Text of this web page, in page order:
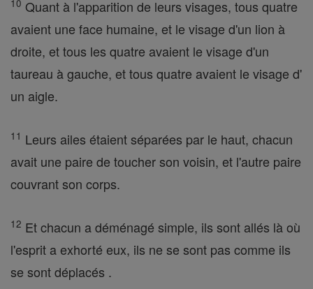
10 Quant à l'apparition de leurs visages, tous quatre
avaient une face humaine, et le visage d'un lion à
droite, et tous les quatre avaient le visage d'un
taureau à gauche, et tous quatre avaient le visage d'
un aigle.
11 Leurs ailes étaient séparées par le haut, chacun
avait une paire de toucher son voisin, et l'autre paire
couvrant son corps.
12 Et chacun a déménagé simple, ils sont allés là où
l'esprit a exhorté eux, ils ne se sont pas comme ils
se sont déplacés .